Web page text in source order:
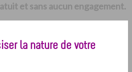
et sans aucun engagement.